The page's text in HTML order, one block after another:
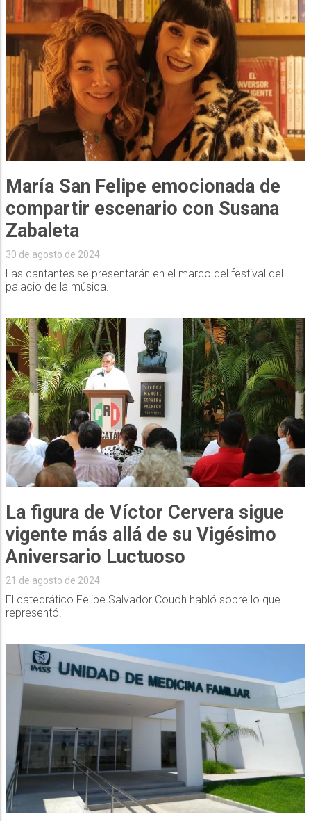
María San Felipe emocionada de
compartir escenario con Susana
Zabaleta
30 de agosto de 2024
Las cantantes se presentarán en el marco del festival del
palacio de la música.
La figura de Víctor Cervera sigue
vigente más allá de su Vigésimo
Aniversario Luctuoso
21 de agosto de 2024
El catedrático Felipe Salvador Couoh habló sobre lo que
representó.